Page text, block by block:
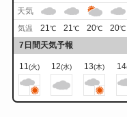
天気
気温 21℃ 21℃ 20℃ 20℃
7日間天気予報
11(火) 12(水) 13(木) 14